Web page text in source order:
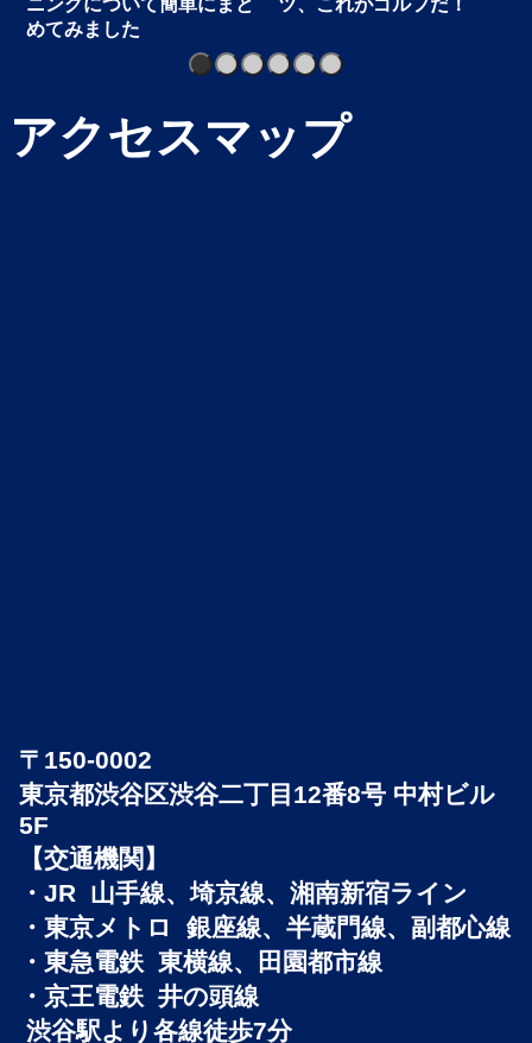
ニングについて簡単にまと
めてみました
ツ、これがゴルフだ！
アクセスマップ
〒150-0002
東京都渋谷区渋谷二丁目12番8号 中村ビル
5F
【交通機関】
・JR 山手線、埼京線、湘南新宿ライン
・東京メトロ 銀座線、半蔵門線、副都心線
・東急電鉄 東横線、田園都市線
・京王電鉄 井の頭線
渋谷駅より各線徒歩7分